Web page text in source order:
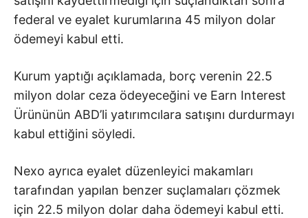
federal ve eyalet kurumlarına 45 milyon dolar
ödemeyi kabul etti.
Kurum yaptığı açıklamada, borç verenin 22.5
milyon dolar ceza ödeyeceğini ve Earn Interest
Ürününün ABD’li yatırımcılara satışını durdurmayı
kabul ettiğini söyledi.
Nexo ayrıca eyalet düzenleyici makamları
tarafından yapılan benzer suçlamaları çözmek
için 22.5 milyon dolar daha ödemeyi kabul etti.